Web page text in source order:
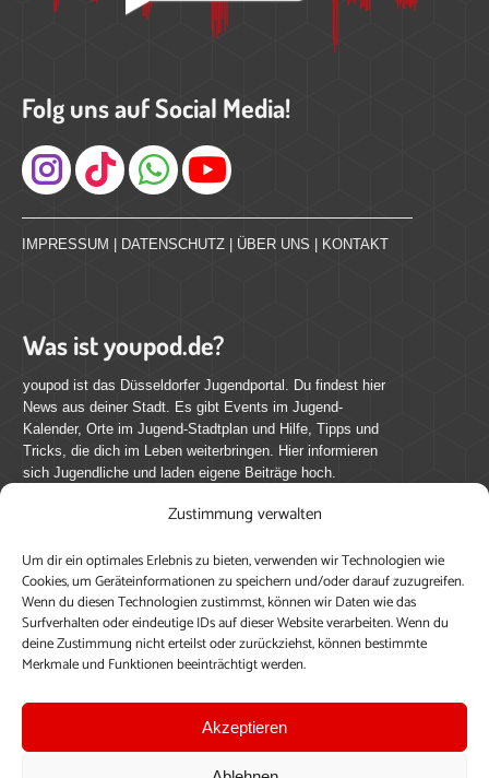
Zustimmung verwalten
Um dir ein optimales Erlebnis zu bieten, verwenden wir Technologien wie
Cookies, um Geräteinformationen zu speichern und/oder darauf zuzugreifen.
Wenn du diesen Technologien zustimmst, können wir Daten wie das
Surfverhalten oder eindeutige IDs auf dieser Website verarbeiten. Wenn du
deine Zustimmung nicht erteilst oder zurückziehst, können bestimmte
Merkmale und Funktionen beeinträchtigt werden.
Akzeptieren
Folg uns auf Social Media!
Instagram
IMPRESSUM | DATENSCHUTZ | ÜBER UNS | KONTAKT
Was ist youpod.de?
youpod ist das Düsseldorfer Jugendportal. Du findest hier
News aus deiner Stadt. Es gibt Events im Jugend-
Kalender, Orte im Jugend-Stadtplan und Hilfe, Tipps und
Tricks, die dich im Leben weiterbringen. Hier informieren
sich Jugendliche und laden eigene Beiträge hoch.
youpod.de lebt von Menschen wie dir. Sammel
journalistische Erfahrung, teile deine Perspektive und
veröffentliche deine Beiträge auf youpod.de.Du musst
dich anmelden, um alle Funktionen nutzen zu können, ein
Profil anzulegen, eigene Beiträge hochzuladen und zu
Einloggen